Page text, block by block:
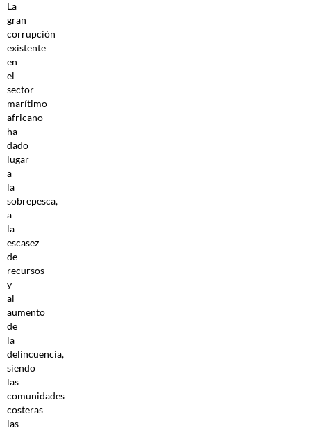
La
gran
corrupción
existente
en
el
sector
marítimo
africano
ha
dado
lugar
a
la
sobrepesca,
a
la
escasez
de
recursos
y
al
aumento
de
la
delincuencia,
siendo
las
comunidades
costeras
las